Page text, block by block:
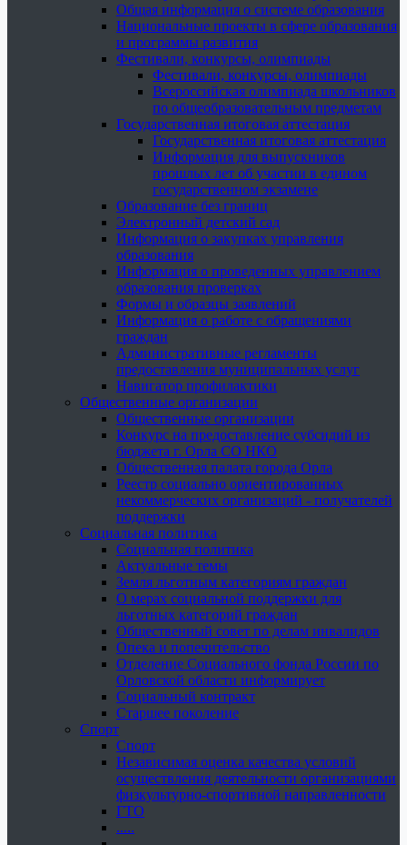
Общая информация о системе образования
Национальные проекты в сфере образования
и программы развития
Фестивали, конкурсы, олимпиады
Фестивали, конкурсы, олимпиады
Всероссийская олимпиада школьников
по общеобразовательным предметам
Государственная итоговая аттестация
Государственная итоговая аттестация
Информация для выпускников
прошлых лет об участии в едином
государственном экзамене
Образование без границ
Электронный детский сад
Информация о закупках управления
образования
Информация о проведенных управлением
образования проверках
Формы и образцы заявлений
Информация о работе с обращениями
граждан
Административные регламенты
предоставления муниципальных услуг
Навигатор профилактики
Общественные организации
Общественные организации
Конкурс на предоставление субсидий из
бюджета г. Орла СО НКО
Общественная палата города Орла
Реестр социально ориентированных
некоммерческих организаций - получателей
поддержки
Социальная политика
Социальная политика
Актуальные темы
Земля льготным категориям граждан
О мерах социальной поддержки для
льготных категорий граждан
Общественный совет по делам инвалидов
Опека и попечительство
Отделение Социального фонда России по
Орловской области информирует
Социальный контракт
Старшее поколение
Спорт
Спорт
Независимая оценка качества условий
осуществления деятельности организациями
физкультурно-спортивной направленности
ГТО
.....